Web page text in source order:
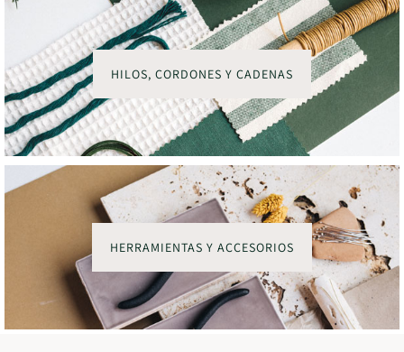
HILOS, CORDONES Y CADENAS
HERRAMIENTAS Y ACCESORIOS